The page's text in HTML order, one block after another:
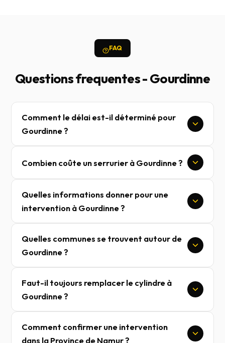
FAQ
Questions frequentes - Gourdinne
Comment le délai est-il déterminé pour
Gourdinne ?
Combien coûte un serrurier à Gourdinne ?
Quelles informations donner pour une
intervention à Gourdinne ?
Quelles communes se trouvent autour de
Gourdinne ?
Faut-il toujours remplacer le cylindre à
Gourdinne ?
Comment confirmer une intervention
dans la Province de Namur ?